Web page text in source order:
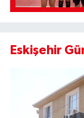
Eskişehir